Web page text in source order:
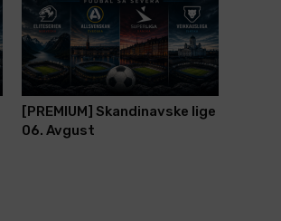
[PREMIUM] Skandinavske lige
06. Avgust